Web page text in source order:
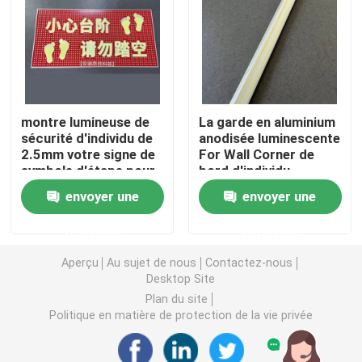
Signes photoluminescents du feu
Marquages ​​de chemin de sortie photoluminescents
Inscriptions lumineuses de chemin de sortie
Bandes photoluminescentes de balustrade
Produits de sécurité photoluminescents
montre lumineuse de
sécurité d'individu de
2.5mm votre signe de
symbole d'étape pour
des escaliers
envoyer une
La garde en aluminium
anodisée luminescente
For Wall Corner de
bord d'individu
rougeoient dans
l'obscuritéenvoyer une
Aperçu Au sujet de nous
Contactez-nous
Desktop Site
Plan du site
Politique en matière de protection de la vie privée